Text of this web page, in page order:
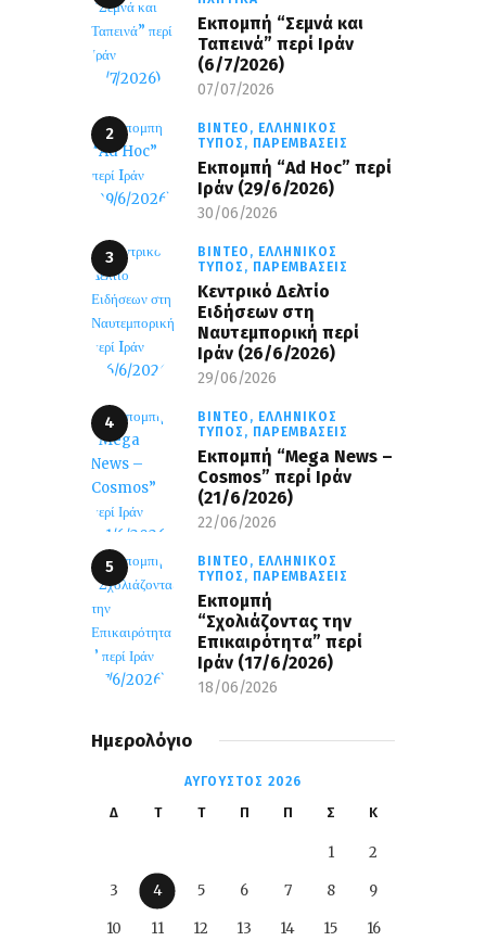
Εκπομπή “Σεμνά και
Ταπεινά” περί Ιράν
(6/7/2026)
07/07/2026
ΒΊΝΤΕΟ, ΕΛΛΗΝΙΚΌΣ
ΤΎΠΟΣ, ΠΑΡΕΜΒΆΣΕΙΣ
Εκπομπή “Ad Hoc” περί
Iράν (29/6/2026)
30/06/2026
ΒΊΝΤΕΟ, ΕΛΛΗΝΙΚΌΣ
ΤΎΠΟΣ, ΠΑΡΕΜΒΆΣΕΙΣ
Κεντρικό Δελτίο
Ειδήσεων στη
Ναυτεμπορική περί
Iράν (26/6/2026)
29/06/2026
ΒΊΝΤΕΟ, ΕΛΛΗΝΙΚΌΣ
ΤΎΠΟΣ, ΠΑΡΕΜΒΆΣΕΙΣ
Eκπομπή “Mega News –
Cosmos” περί Ιράν
(21/6/2026)
22/06/2026
ΒΊΝΤΕΟ, ΕΛΛΗΝΙΚΌΣ
ΤΎΠΟΣ, ΠΑΡΕΜΒΆΣΕΙΣ
Εκπομπή
“Σχολιάζοντας την
Επικαιρότητα” περί
Ιράν (17/6/2026)
18/06/2026
Ημερολόγιο
ΑΎΓΟΥΣΤΟΣ 2026
Δ Τ Τ Π Π Σ Κ
1 2
3 4 5 6 7 8 9
10 11 12 13 14 15 16